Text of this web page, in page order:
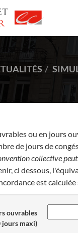
ou en jours
de jours de
collective
ci dessous,
est
ouvrables
jours maxi)